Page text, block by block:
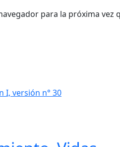
para la próxima vez
I, versión n° 30